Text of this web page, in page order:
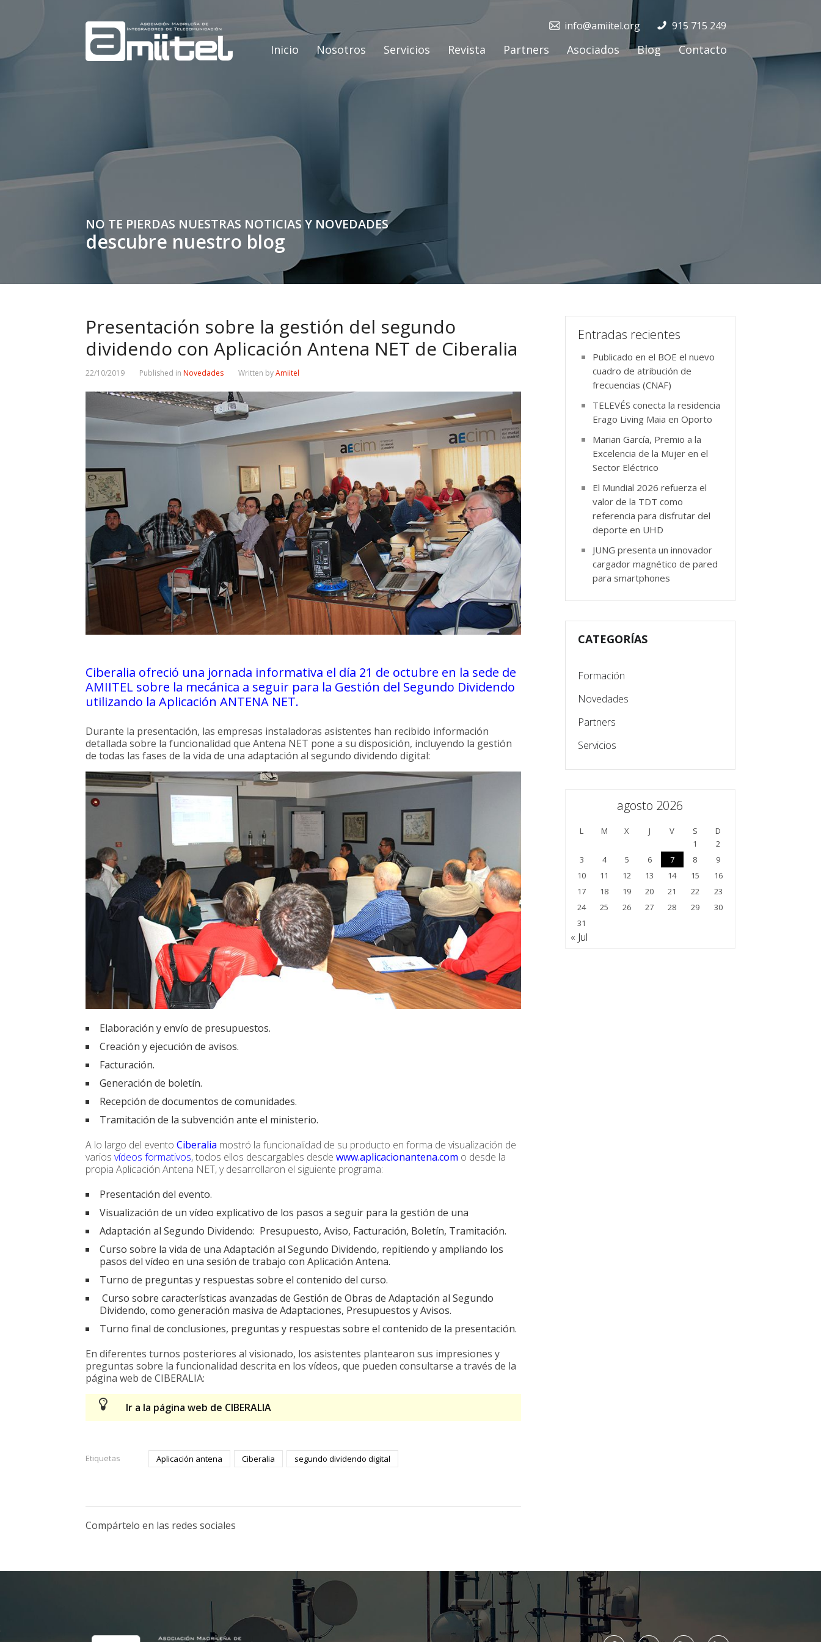
915 715 249
info@amiitel.org
Inicio Nosotros Servicios Revista Partners Asociados Blog Contacto
NO TE PIERDAS NUESTRAS NOTICIAS Y NOVEDADES
descubre nuestro blog
Presentación sobre la gestión del segundo
dividendo con Aplicación Antena NET de Ciberalia
22/10/2019 Published in Novedades Written byAmiitel
Ciberalia ofreció una jornada informativa el día 21 de octubre en la sede de
AMIITEL sobre la mecánica a seguir para la Gestión del Segundo Dividendo
utilizando la Aplicación ANTENA NET.
Durante la presentación, las empresas instaladoras asistentes han recibido información
detallada sobre la funcionalidad que Antena NET pone a su disposición, incluyendo la gestión
de todas las fases de la vida de una adaptación al segundo dividendo digital:
Elaboración y envío de presupuestos.
Creación y ejecución de avisos.
Facturación.
Generación de boletín.
Recepción de documentos de comunidades.
Tramitación de la subvención ante el ministerio.
A lo largo del evento Ciberalia mostró la funcionalidad de su producto en forma de visualización de
varios vídeos formativos, todos ellos descargables desde www.aplicacionantena.com o desde la
propia Aplicación Antena NET, y desarrollaron el siguiente programa:
Presentación del evento.
Visualización de un vídeo explicativo de los pasos a seguir para la gestión de una
Adaptación al Segundo Dividendo: Presupuesto, Aviso, Facturación, Boletín, Tramitación.
Curso sobre la vida de una Adaptación al Segundo Dividendo, repitiendo y ampliando los
pasos del vídeo en una sesión de trabajo con Aplicación Antena.
Turno de preguntas y respuestas sobre el contenido del curso.
Curso sobre características avanzadas de Gestión de Obras de Adaptación al Segundo
Dividendo, como generación masiva de Adaptaciones, Presupuestos y Avisos.
Turno final de conclusiones, preguntas y respuestas sobre el contenido de la presentación.
En diferentes turnos posteriores al visionado, los asistentes plantearon sus impresiones y
preguntas sobre la funcionalidad descrita en los vídeos, que pueden consultarse a través de la
página web de CIBERALIA:
Ir a la página web de CIBERALIA
Etiquetas Aplicación antena Ciberalia segundo dividendo digital
Compártelo en las redes sociales
Entradas recientes
Publicado en el BOE el nuevo
cuadro de atribución de
frecuencias (CNAF)
TELEVÉS conecta la residencia
Erago Living Maia en Oporto
Marian García, Premio a la
Excelencia de la Mujer en el
Sector Eléctrico
El Mundial 2026 refuerza el
valor de la TDT como
referencia para disfrutar del
deporte en UHD
JUNG presenta un innovador
cargador magnético de pared
para smartphones
CATEGORÍAS
Formación
Novedades
Partners
Servicios
agosto 2026
L M X J V S
D
1
2
3
4 5 6 7 8
9
10
11 12 13 14 15
16
17
18 19 20 21 22
23
24
25 26 27 28 29
30
31
« Jul
;